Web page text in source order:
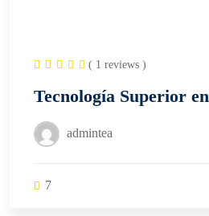
( 1 reviews )
Tecnología Superior
admintea
7